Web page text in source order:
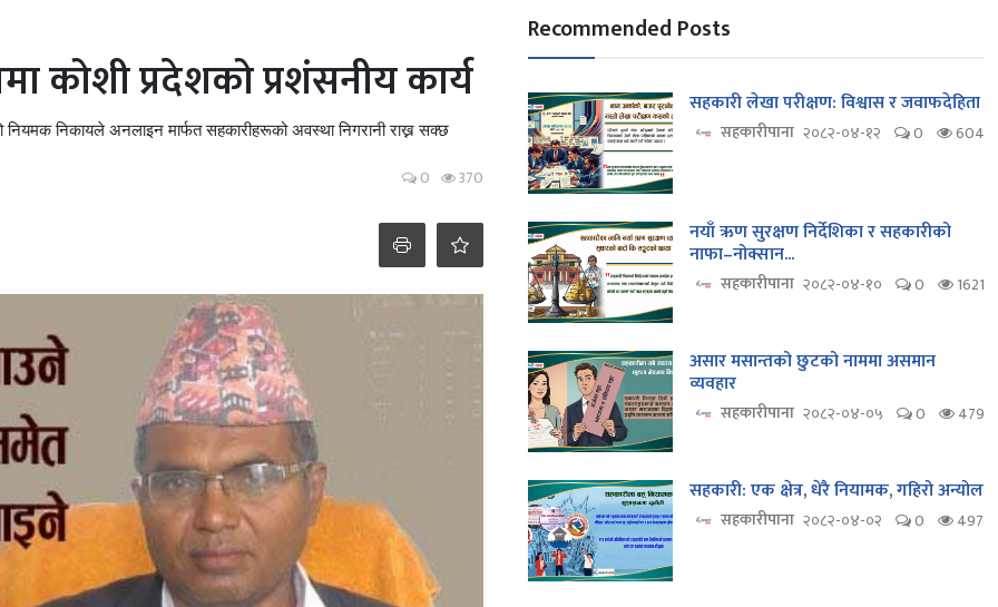
कोशी प्रदेशको प्रशंसनीय कार्य
नियमक निकायले अनलाइन मार्फत सहकारीहरूको अवस्था निगरानी राख्न सक्छ
0 370
Recommended Posts
सहकारी लेखा परीक्षण: विश्वास र जवाफदेहिता
सहकारीपाना २०८२-०४-१२ 0 604
नयाँ ऋण सुरक्षण निर्देशिका र सहकारीको
नाफा–नोक्सान...
सहकारीपाना २०८२-०४-१० 0 1621
असार मसान्तको छुटको नाममा असमान
व्यवहार
सहकारीपाना २०८२-०४-०५ 0 479
सहकारी: एक क्षेत्र, धेरै नियामक, गहिरो अन्योल
सहकारीपाना २०८२-०४-०२ 0 497